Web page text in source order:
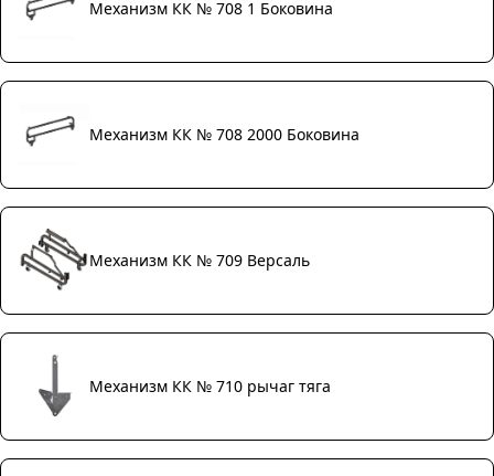
Механизм КК № 708 1 Боковина
Механизм КК № 708 2000 Боковина
Механизм КК № 709 Версаль
Механизм КК № 710 рычаг тяга